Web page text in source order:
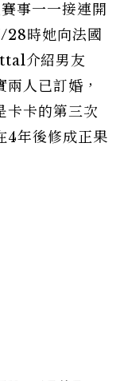
事一一接連開
28時她向法國
介紹男友
人已訂婚，
卡卡的第三次
4年後修成正果